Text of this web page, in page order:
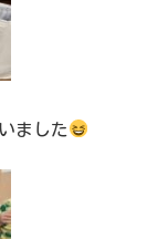
ました